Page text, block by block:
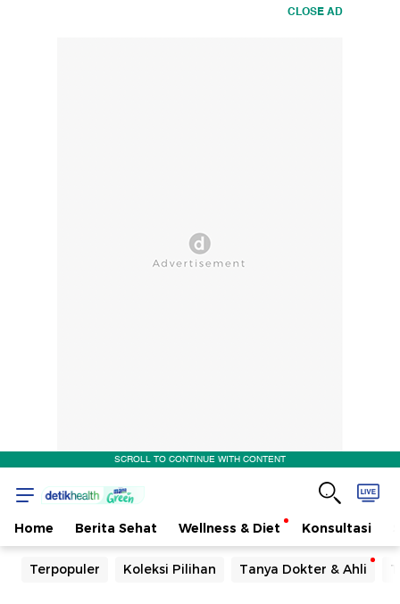
CLOSE AD
SCROLL TO CONTINUE WITH CONTENT
Home Berita Sehat Wellness & Diet Konsultasi
Terpopuler Koleksi Pilihan Tanya Dokter & Ahli